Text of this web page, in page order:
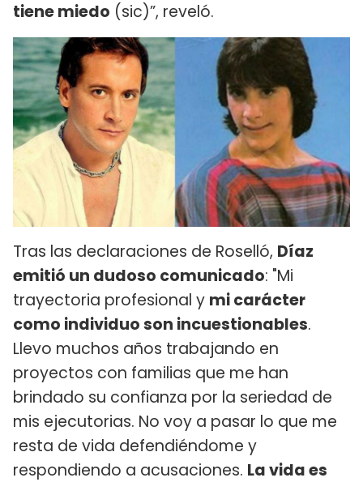
tiene miedo (sic)”, reveló.
Tras las declaraciones de Roselló, Díaz
emitió un dudoso comunicado: "Mi
trayectoria profesional y mi carácter
como individuo son incuestionables.
Llevo muchos años trabajando en
proyectos con familias que me han
brindado su confianza por la seriedad de
mis ejecutorias. No voy a pasar lo que me
resta de vida defendiéndome y
respondiendo a acusaciones. La vida es